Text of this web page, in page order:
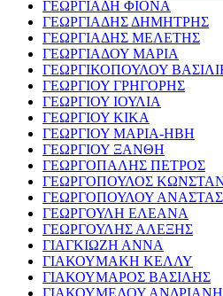
ΓΕΩΡΓΙΑΔΗ ΦΙΟΝΑ
ΓΕΩΡΓΙΑΔΗΣ ΔΗΜΗΤΡΗΣ
ΓΕΩΡΓΙΑΔΗΣ ΜΕΛΕΤΗΣ
ΓΕΩΡΓΙΑΔΟΥ ΜΑΡΙΑ
ΓΕΩΡΓΙΚΟΠΟΥΛΟΥ
ΓΕΩΡΓΙΟΥ ΓΡΗΓΟΡΗΣ
ΓΕΩΡΓΙΟΥ ΙΟΥΛΙΑ
ΓΕΩΡΓΙΟΥ ΚΙΚΑ
ΓΕΩΡΓΙΟΥ ΜΑΡΙΑ-ΗΒΗ
ΓΕΩΡΓΙΟΥ ΞΑΝΘΗ
ΓΕΩΡΓΟΠΑΛΗΣ ΠΕΤΡΟΣ
ΓΕΩΡΓΟΠΟΥΛΟΣ
ΓΕΩΡΓΟΠΟΥΛΟΥ
ΓΕΩΡΓΟΥΛΗ ΕΛΕΑΝΑ
ΓΕΩΡΓΟΥΛΗΣ ΑΛΕΞΗΣ
ΓΙΑΓΚΙΩΖΗ ΑΝΝΑ
ΓΙΑΚΟΥΜΑΚΗ ΚΕΛΛΥ
ΓΙΑΚΟΥΜΑΡΟΣ ΒΑΣΙΛΗΣ